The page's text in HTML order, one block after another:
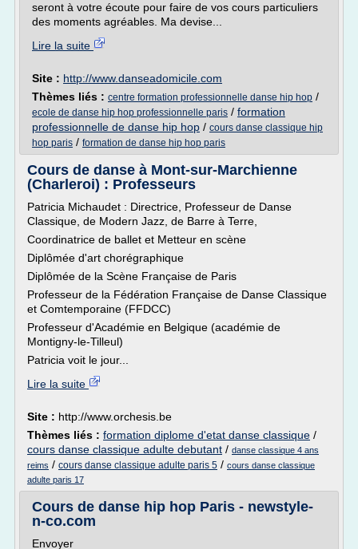
seront à votre écoute pour faire de vos cours particuliers
des moments agréables. Ma devise...
Lire la suite
Site : http://www.danseadomicile.com
Thèmes liés : centre formation professionnelle danse hip hop /
ecole de danse hip hop professionnelle paris / formation
professionnelle de danse hip hop / cours danse classique hip
hop paris / formation de danse hip hop paris
Cours de danse à Mont-sur-Marchienne
(Charleroi) : Professeurs
Patricia Michaudet : Directrice, Professeur de Danse
Classique, de Modern Jazz, de Barre à Terre,
Coordinatrice de ballet et Metteur en scène
Diplômée d'art chorégraphique
Diplômée de la Scène Française de Paris
Professeur de la Fédération Française de Danse Classique
et Comtemporaine (FFDCC)
Professeur d'Académie en Belgique (académie de
Montigny-le-Tilleul)
Patricia voit le jour...
Lire la suite
Site : http://www.orchesis.be
Thèmes liés : formation diplome d'etat danse classique /
cours danse classique adulte debutant / danse classique 4 ans
reims / cours danse classique adulte paris 5 / cours danse classique
adulte paris 17
Cours de danse hip hop Paris - newstyle-
n-co.com
Envoyer